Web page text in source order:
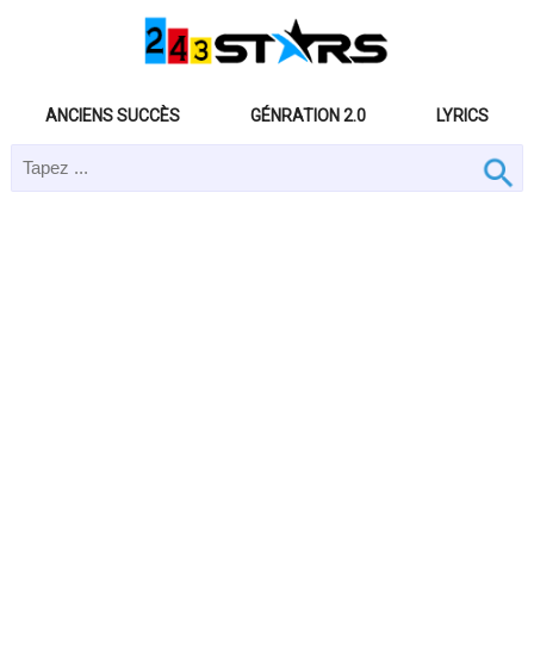
ANCIENS SUCCÈS GÉNRATION 2.0 LYRICS